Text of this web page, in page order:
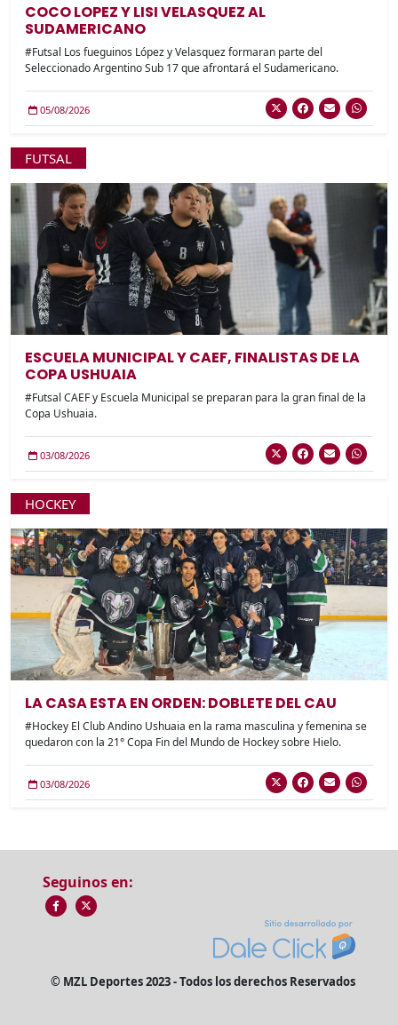
COCO LOPEZ Y LISI VELASQUEZ AL
SUDAMERICANO
#Futsal Los fueguinos López y Velasquez formaran parte del
Seleccionado Argentino Sub 17 que afrontará el Sudamericano.
05/08/2026
FUTSAL
ESCUELA MUNICIPAL Y CAEF, FINALISTAS DE LA
COPA USHUAIA
#Futsal CAEF y Escuela Municipal se preparan para la gran final de la
Copa Ushuaia.
03/08/2026
HOCKEY
LA CASA ESTA EN ORDEN: DOBLETE DEL CAU
#Hockey El Club Andino Ushuaia en la rama masculina y femenina se
quedaron con la 21° Copa Fin del Mundo de Hockey sobre Hielo.
03/08/2026
Seguinos en:
© MZL Deportes 2023 - Todos los derechos Reservados